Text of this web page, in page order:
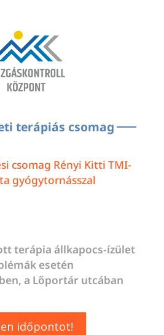
terápiás csomag
csomag Rényi Kitti TMI-
gyógytornásszal
terápia állkapocs-ízület
esetén
a Lőportár utcában
időpontot!